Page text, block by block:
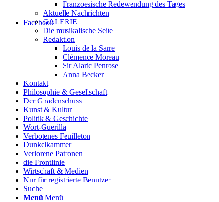
Facebook
Franzoesische Redewendung des Tages
Aktuelle Nachrichten
GALERIE
Die musikalische Seite
Redaktion
Louis de la Sarre
Clémence Moreau
Sir Alaric Penrose
Anna Becker
Kontakt
Philosophie & Gesellschaft
Der Gnadenschuss
Kunst & Kultur
Politik & Geschichte
Wort-Guerilla
Verbotenes Feuilleton
Dunkelkammer
Verlorene Patronen
die Frontlinie
Wirtschaft & Medien
Nur für registrierte Benutzer
Suche
Menü Menü